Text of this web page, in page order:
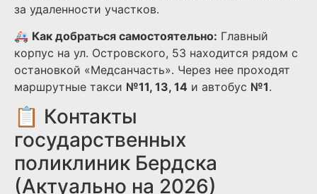
за удаленности участков.
🚑 Как добраться самостоятельно: Главный
корпус на ул. Островского, 53 находится рядом с
остановкой «Медсанчасть». Через нее проходят
маршрутные такси №11, 13, 14 и автобус №1.
📋 Контакты
государственных
поликлиник Бердска
(Актуально на 2026)